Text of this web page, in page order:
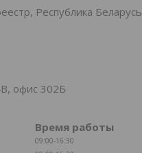
Республика Беларусь
офис 302Б
Время работы
09:00-16:30